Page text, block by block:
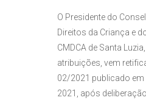
O Presidente do
Direitos da Criança e
CMDCA de Santa
atribuições, vem
02/2021 publicado em
2021, após